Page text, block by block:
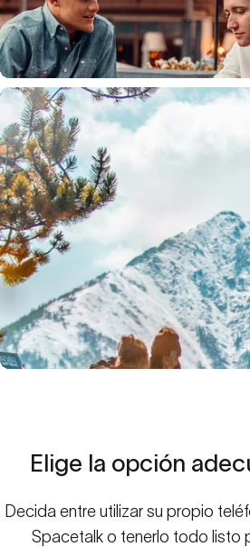
Tanto si alguien lleva un reloj inteligente como
conecta a la misma aplicación Spacetalk. Los
espacios compartidos siguen siendo
aumenta la independencia.
Diseñado para
tu tribu.
Desde niños que dan el salto a su primer
incorporan al mundo móvil desde el primer
medida que cambian las necesidades. Añade
cambia de dispositivo o amplía tu
cero.
Elige la opción
Decida entre utilizar su propio
Spacetalk o tenerlo todo listo